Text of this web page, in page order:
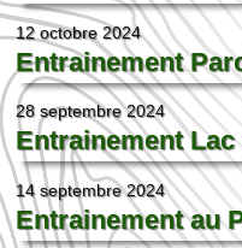
12 octobre 2024
Entrainement
28 septembre 2024
Entrainement Lac
14 septembre 2024
Entrainement au